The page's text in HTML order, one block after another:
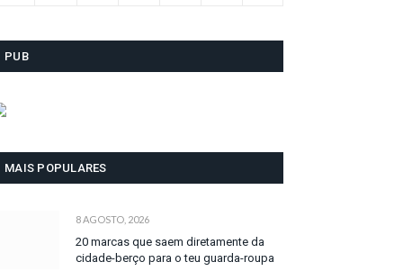
PUB
MAIS POPULARES
8 AGOSTO, 2026
20 marcas que saem diretamente da
cidade-berço para o teu guarda-roupa